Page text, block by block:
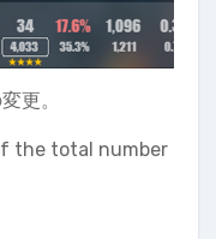
更。
the total number